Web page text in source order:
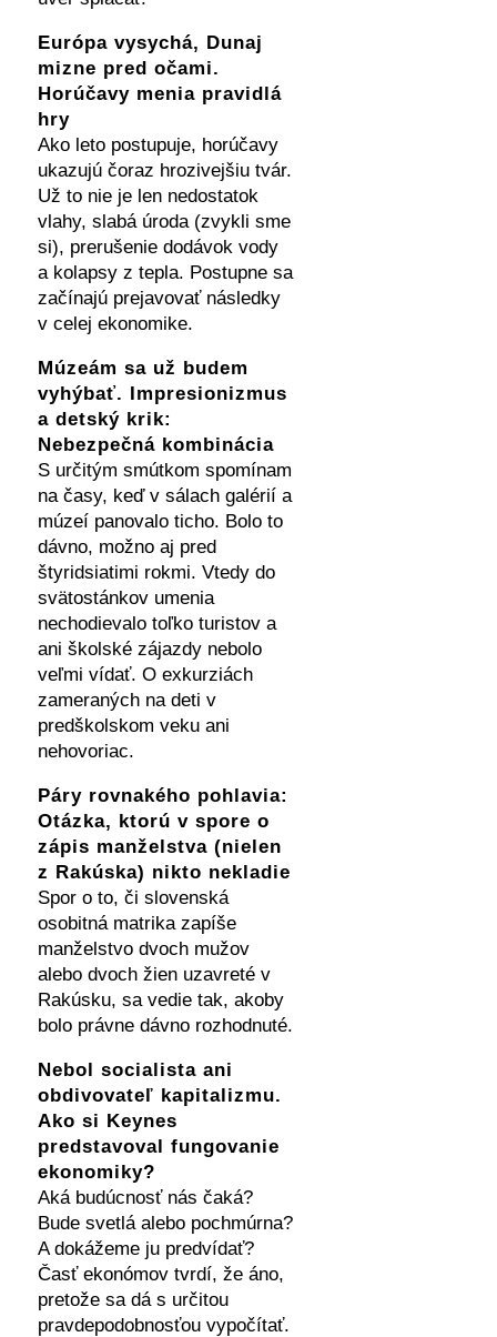
Európa vysychá, Dunaj
mizne pred očami.
Horúčavy menia pravidlá
hry
Ako leto postupuje, horúčavy
ukazujú čoraz hrozivejšiu tvár.
Už to nie je len nedostatok
vlahy, slabá úroda (zvykli sme
si), prerušenie dodávok vody
a kolapsy z tepla. Postupne sa
začínajú prejavovať následky
v celej ekonomike.
Múzeám sa už budem
vyhýbať. Impresionizmus
a detský krik:
Nebezpečná kombinácia
S určitým smútkom spomínam
na časy, keď v sálach galérií a
múzeí panovalo ticho. Bolo to
dávno, možno aj pred
štyridsiatimi rokmi. Vtedy do
svätostánkov umenia
nechodievalo toľko turistov a
ani školské zájazdy nebolo
veľmi vídať. O exkurziách
zameraných na deti v
predškolskom veku ani
nehovoriac.
Páry rovnakého pohlavia:
Otázka, ktorú v spore o
zápis manželstva (nielen
z Rakúska) nikto nekladie
Spor o to, či slovenská
osobitná matrika zapíše
manželstvo dvoch mužov
alebo dvoch žien uzavreté v
Rakúsku, sa vedie tak, akoby
bolo právne dávno rozhodnuté.
Nebol socialista ani
obdivovateľ kapitalizmu.
Ako si Keynes
predstavoval fungovanie
ekonomiky?
Aká budúcnosť nás čaká?
Bude svetlá alebo pochmúrna?
A dokážeme ju predvídať?
Časť ekonómov tvrdí, že áno,
pretože sa dá s určitou
pravdepodobnosťou vypočítať.